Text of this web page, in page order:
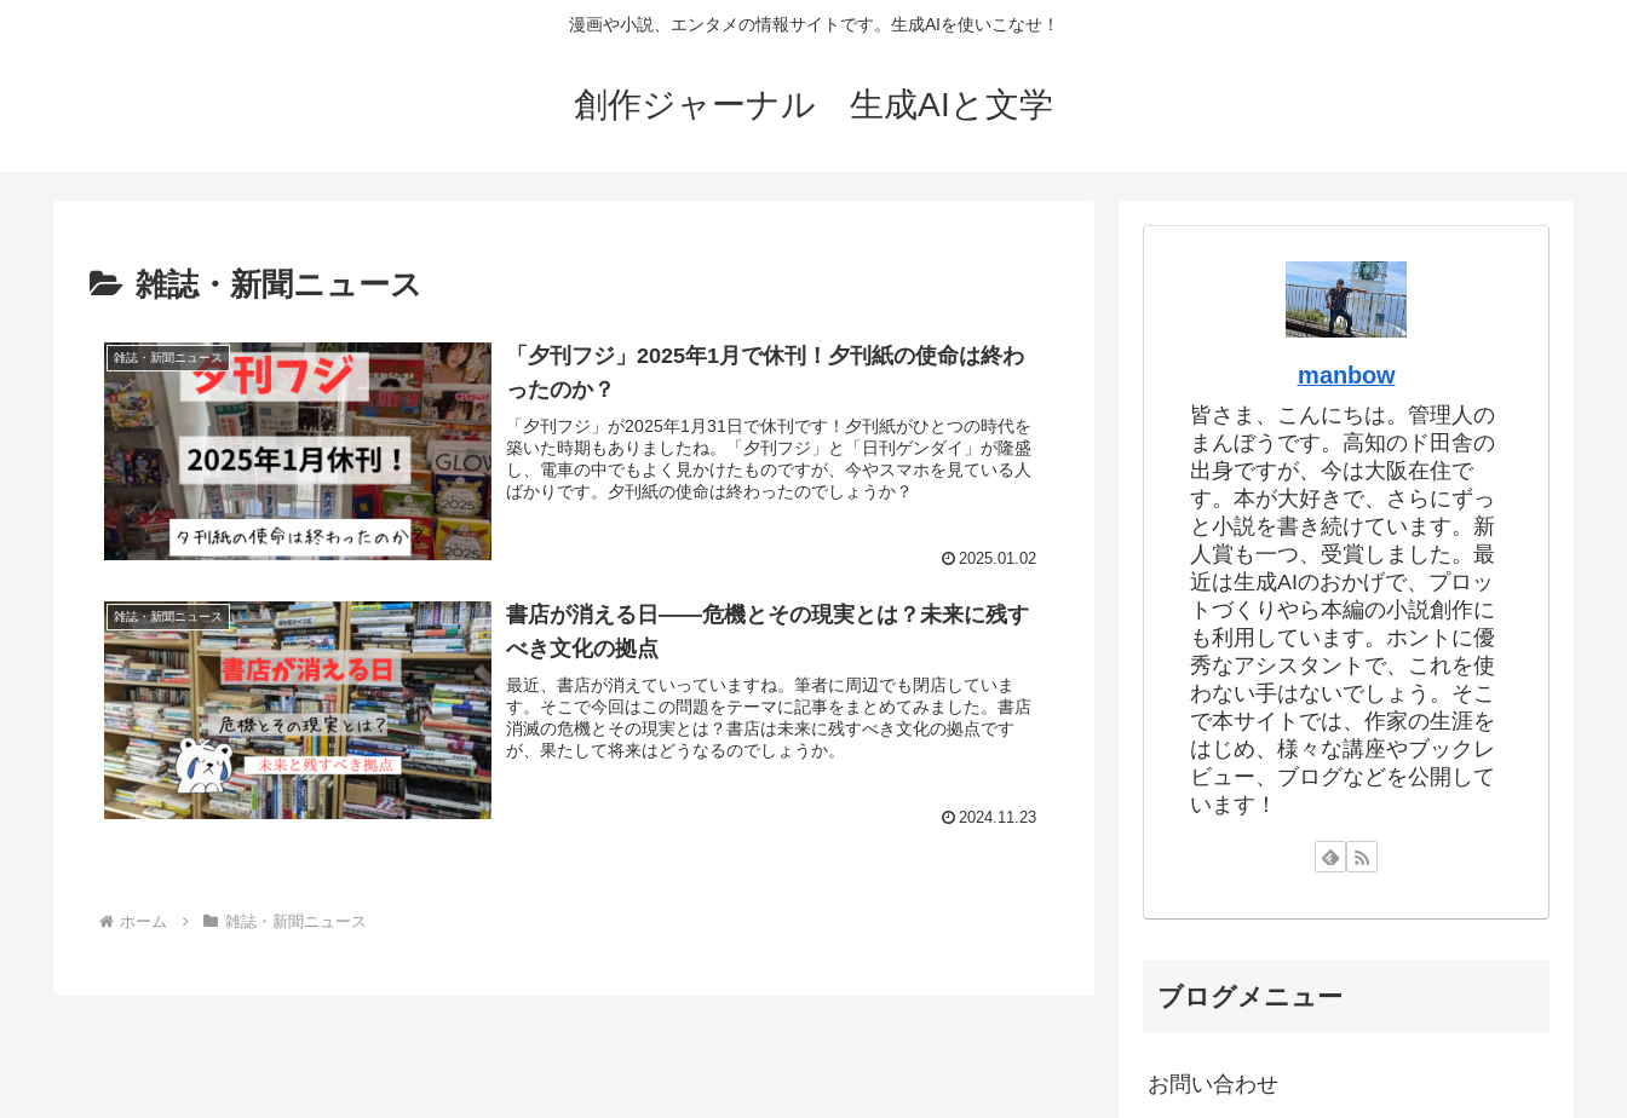
漫画や小説、エンタメの情報サイトです。生成AIを使いこなせ！
創作ジャーナル 生成AIと文学
雑誌・新聞ニュース
雑誌・新聞ニュース
「夕刊フジ」2025年1月で休刊！夕刊紙の使命は終わ
ったのか？
「夕刊フジ」が2025年1月31日で休刊です！夕刊紙がひとつの時代を
築いた時期もありましたね。「夕刊フジ」と「日刊ゲンダイ」が隆盛
し、電車の中でもよく見かけたものですが、今やスマホを見ている人
ばかりです。夕刊紙の使命は終わったのでしょうか？
2025.01.02
雑誌・新聞ニュース
書店が消える日――危機とその現実とは？未来に残す
べき文化の拠点
最近、書店が消えていっていますね。筆者に周辺でも閉店していま
す。そこで今回はこの問題をテーマに記事をまとめてみました。書店
消滅の危機とその現実とは？書店は未来に残すべき文化の拠点です
が、果たして将来はどうなるのでしょうか。
2024.11.23
ホーム 雑誌・新聞ニュース
manbow
皆さま、こんにちは。管理人の
まんぼうです。高知のド田舎の
出身ですが、今は大阪在住で
す。本が大好きで、さらにずっ
と小説を書き続けています。新
人賞も一つ、受賞しました。最
近は生成AIのおかげで、プロッ
トづくりやら本編の小説創作に
も利用しています。ホントに優
秀なアシスタントで、これを使
わない手はないでしょう。そこ
で本サイトでは、作家の生涯を
はじめ、様々な講座やブックレ
ビュー、ブログなどを公開して
います！
ブログメニュー
お問い合わせ